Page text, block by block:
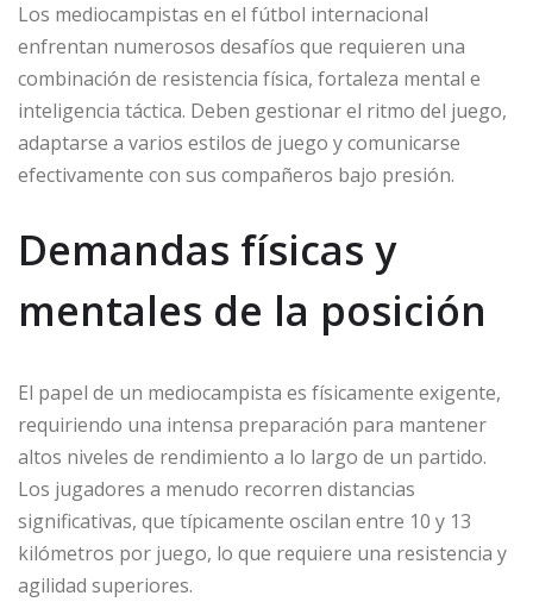
Los mediocampistas en el fútbol internacional
enfrentan numerosos desafíos que requieren una
combinación de resistencia física, fortaleza mental e
inteligencia táctica. Deben gestionar el ritmo del juego,
adaptarse a varios estilos de juego y comunicarse
efectivamente con sus compañeros bajo presión.
Demandas físicas y
mentales de la posición
El papel de un mediocampista es físicamente exigente,
requiriendo una intensa preparación para mantener
altos niveles de rendimiento a lo largo de un partido.
Los jugadores a menudo recorren distancias
significativas, que típicamente oscilan entre 10 y 13
kilómetros por juego, lo que requiere una resistencia y
agilidad superiores.